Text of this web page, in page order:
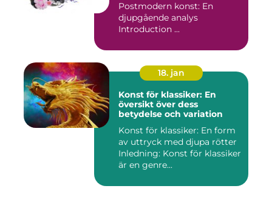
Postmodern konst: En
djupgående analys
Introduction ...
18. jan
Konst för klassiker: En
översikt över dess
betydelse och variation
Konst för klassiker: En form
av uttryck med djupa rötter
Inledning: Konst för klassiker
är en genre...